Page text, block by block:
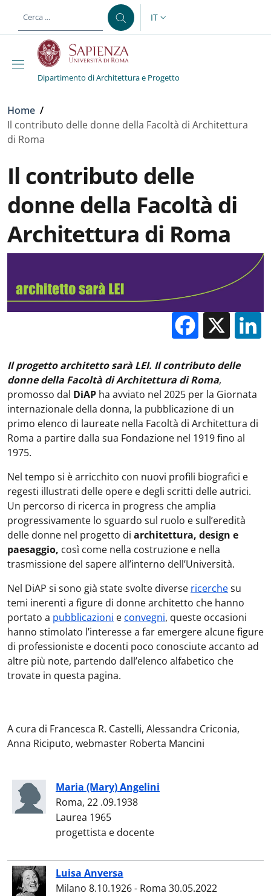
al contenuto principale
SELETTORE LINGUA:
IT
Dipartimento di Architettura e Progetto
Briciole di pane
Home /
Il contributo delle donne della Facoltà di Architettura
di Roma
Il contributo delle
donne della Facoltà di
Architettura di Roma
X
Il progetto architetto sarà LEI. Il contributo delle
donne della Facoltà di Architettura di Roma,
promosso dal DiAP ha avviato nel 2025 per la Giornata
internazionale della donna, la pubblicazione di un
primo elenco di laureate nella Facoltà di Architettura di
Roma a partire dalla sua Fondazione nel 1919 fino al
1975.
Nel tempo si è arricchito con nuovi profili biografici e
regesti illustrati delle opere e degli scritti delle autrici.
Un percorso di ricerca in progress che amplia
progressivamente lo sguardo sul ruolo e sull’eredità
delle donne nel progetto di architettura, design e
paesaggio, così come nella costruzione e nella
trasmissione del sapere all’interno dell’Università.
Nel DiAP si sono già state svolte diverse ricerchesu
temi inerenti a figure di donne architetto che hanno
portato a pubblicazioni e convegni, queste occasioni
hanno stimolato l’interesse a far emergere alcune figure
di professioniste e docenti poco conosciute accanto ad
altre più note, partendo dall’elenco alfabetico che
trovate in questa pagina.
A cura di Francesca R. Castelli, Alessandra Criconia,
Anna Riciputo, webmaster Roberta Mancini
Maria (Mary) Angelini
Roma, 22 .09.1938
Laurea 1965
progettista e docente
Luisa Anversa
Milano 8.10.1926 - Roma 30.05.2022